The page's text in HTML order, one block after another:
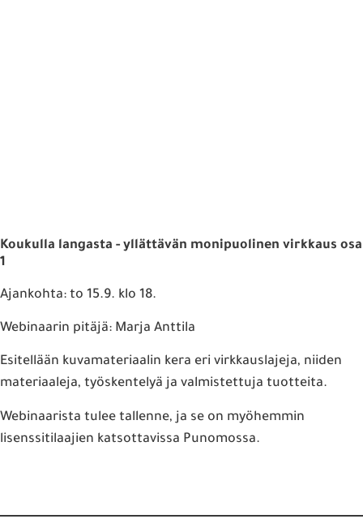
Koukulla langasta - yllättävän monipuolinen virkkaus osa
1
Ajankohta: to 15.9. klo 18.
Webinaarin pitäjä: Marja Anttila
Esitellään kuvamateriaalin kera eri virkkauslajeja, niiden
materiaaleja, työskentelyä ja valmistettuja tuotteita.
Webinaarista tulee tallenne, ja se on myöhemmin
lisenssitilaajien katsottavissa Punomossa.